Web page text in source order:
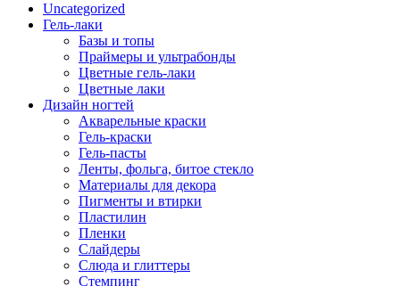
Uncategorized
Гель-лаки
Базы и топы
Праймеры и ультрабонды
Цветные гель-лаки
Цветные лаки
Дизайн ногтей
Акварельные краски
Гель-краски
Гель-пасты
Ленты, фольга, битое стекло
Материалы для декора
Пигменты и втирки
Пластилин
Пленки
Слайдеры
Слюда и глиттеры
Стемпинг